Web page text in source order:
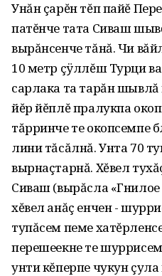
Унăн çарĕн тĕп пайĕ
патĕнче тата Сиваш
вырăнсенче тăнă. Чи
10 метр çÿллĕш Турци
сарлака та тарăн
йĕр йĕплĕ пралукпа
тăрринче те окопсемпе
лини тăсăлнă. Унта 70
вырнаçтарнă. Хĕвел
Сиваш (вырăсла «Гнилое
хĕвел анăç енчен -
тупăсем пеме
перешеекне те
унти кĕперпе чукун